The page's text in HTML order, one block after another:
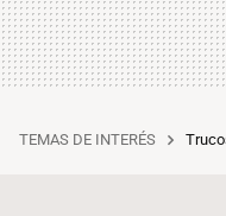
TEMAS DE INTERÉS